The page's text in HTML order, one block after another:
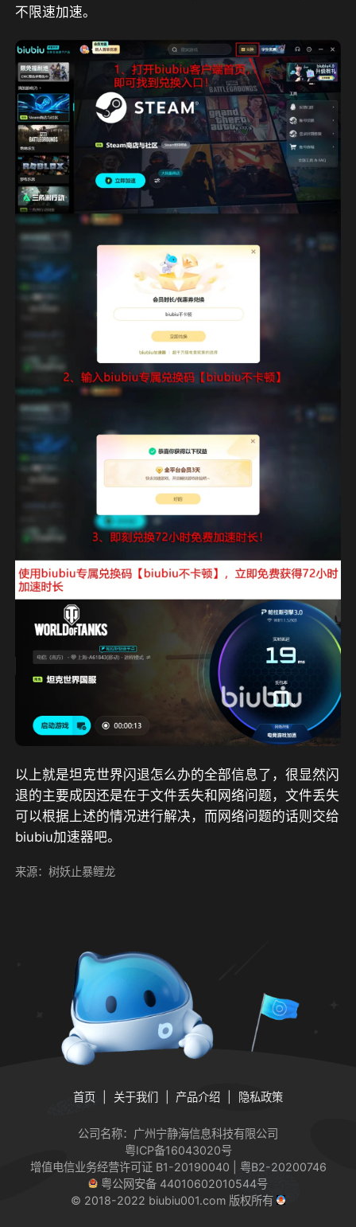
不限速加速。
以上就是坦克世界闪退怎么办的全部信息了，很显然闪
退的主要成因还是在于文件丢失和网络问题，文件丢失
可以根据上述的情况进行解决，而网络问题的话则交给
biubiu加速器吧。
来源：树妖止暴鲤龙
首页 关于我们 产品介绍 隐私政策
公司名称：广州宁静海信息科技有限公司
粤ICP备16043020号
增值电信业务经营许可证 B1-20190040 | 粤B2-20200746
粤公网安备 44010602010544号
© 2018-2022 biubiu001.com 版权所有